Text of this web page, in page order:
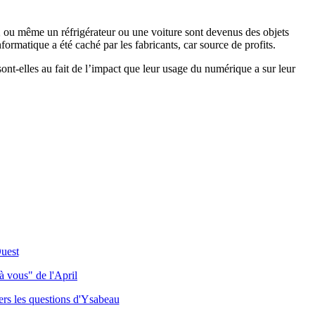
même un réfrigérateur ou une voiture sont devenus des objets
a été caché par les fabricants, car source de profits.
elles au fait de l’impact que leur usage du numérique a sur leur
vous" de l'April
les questions d'Ysabeau